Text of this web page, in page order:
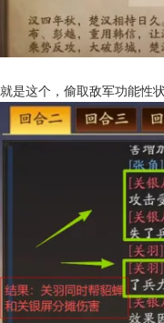
就是这个，偷取敌军功能性